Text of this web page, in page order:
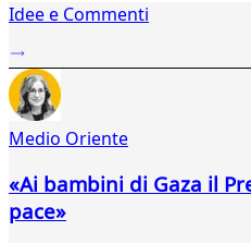
2Idee e Commenti
Medio Oriente
«Ai bambini di Gaza il
pace»